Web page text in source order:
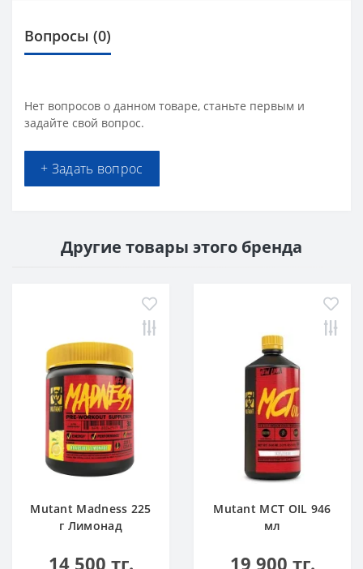
Вопросы (0)
Нет вопросов о данном товаре, станьте первым и
задайте свой вопрос.
+ Задать вопрос
Другие товары этого бренда
Mutant Madness 225
г Лимонад
14 500 тг.
Mutant MCT OIL 946
мл
19 900 тг.